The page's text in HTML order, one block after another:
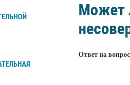
Может
Ответ на